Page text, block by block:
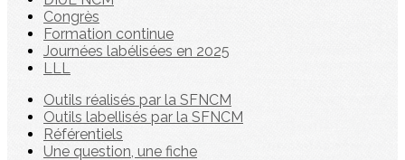
Congrès
Formation continue
Journées labélisées en 2025
LLL
Outils réalisés par la SFNCM
Outils labellisés par la SFNCM
Référentiels
Une question, une fiche